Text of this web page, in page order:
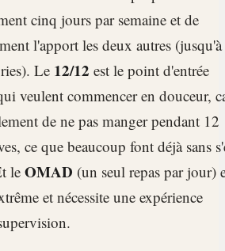
cinq jours par semaine et de
l'apport les deux autres (jusqu'à
Le 12/12 est le point d'entrée
veulent commencer en douceur,
de ne pas manger pendant 12
ce que beaucoup font déjà sans
le OMAD (un seul repas par jour)
et nécessite une expérience